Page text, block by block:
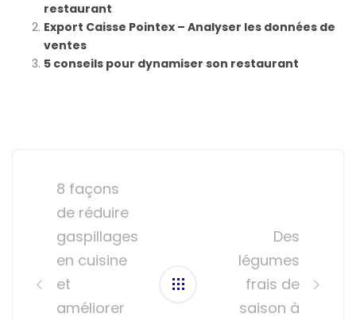
restaurant
Export Caisse Pointex – Analyser les données de
ventes
5 conseils pour dynamiser son restaurant
navigation8 façons
de réduire
gaspillages
en cuisine
et
améliorer
Des
légumes
frais de
saison à